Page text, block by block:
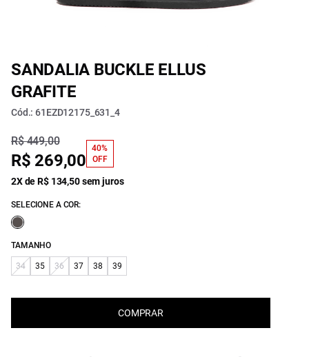
SANDALIA BUCKLE ELLUS
GRAFITE
Cód.: 61EZD12175_631_4
R$ 449,00
R$ 269,00
40%
OFF
2X de R$ 134,50 sem juros
SELECIONE A COR:
TAMANHO
34 35 36 37 38 39
COMPRAR